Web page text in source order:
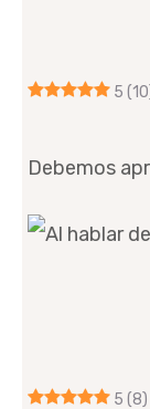
5
Debemos
5 (8)